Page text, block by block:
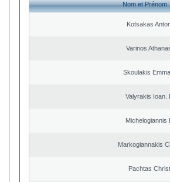
Nom et Prénom
Kotsakas
Varinos
Skoulakis
Valyrakis Ioan.
Michelogiannis
Markogiannakis
Pachtas